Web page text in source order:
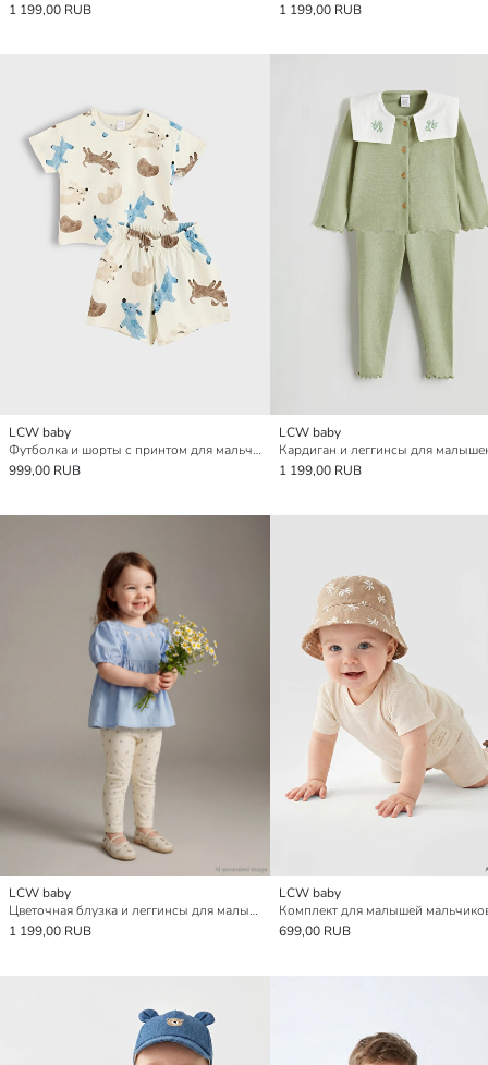
1 199,00 RUB
1 199,00 RUB
LCW baby
Футболка и шорты с принтом для мальчиков, 2 упаковки
999,00 RUB
LCW baby
1 199,00 RUB
LCW baby
Цветочная блузка и леггинсы для малышки девочки
1 199,00 RUB
LCW baby
699,00 RUB